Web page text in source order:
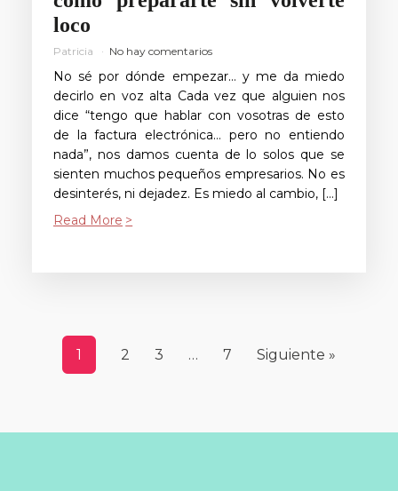
loco
Patricia No hay comentarios
No sé por dónde empezar… y me da miedo
decirlo en voz alta Cada vez que alguien nos
dice “tengo que hablar con vosotras de esto
de la factura electrónica… pero no entiendo
nada”, nos damos cuenta de lo solos que se
sienten muchos pequeños empresarios. No es
desinterés, ni dejadez. Es miedo al cambio, […]
Read More
1 2 3 … 7 Siguiente »